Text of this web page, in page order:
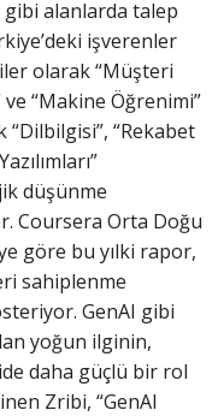
alanlarda talep
işverenler
olarak “Müşteri
ve “Makine Öğrenimi”
“Rekabet
düşünme
Coursera Orta Doğu
göre bu yılki rapor,
sahiplenme
GenAI gibi
yoğun ilginin,
daha güçlü bir rol
Zribi, “GenAI